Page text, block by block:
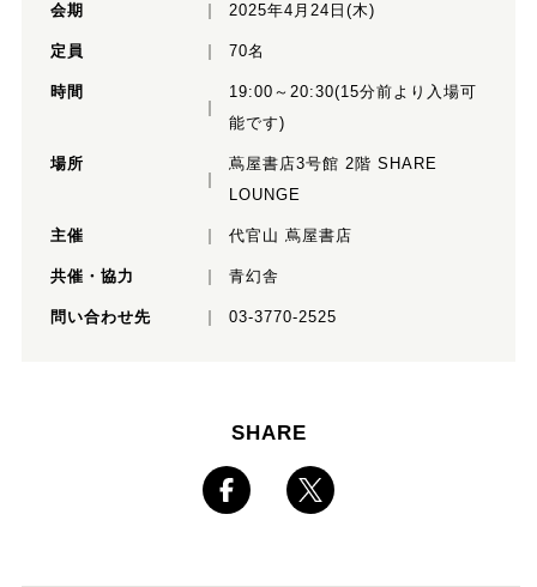
会期 2025年4月24日(木)
定員 70名
時間
19:00～20:30(15分前より入場可
能です)
場所
蔦屋書店3号館 2階 SHARE
LOUNGE
主催 代官山 蔦屋書店
共催・協力 青幻舎
問い合わせ先 03-3770-2525
SHARE